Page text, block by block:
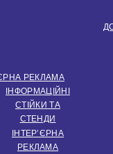
РЕКЛАМА
ІНФОРМАЦІЙНІ
СТІЙКИ ТА
СТЕНДИ
ІНТЕР’ЄРНА
РЕКЛАМА